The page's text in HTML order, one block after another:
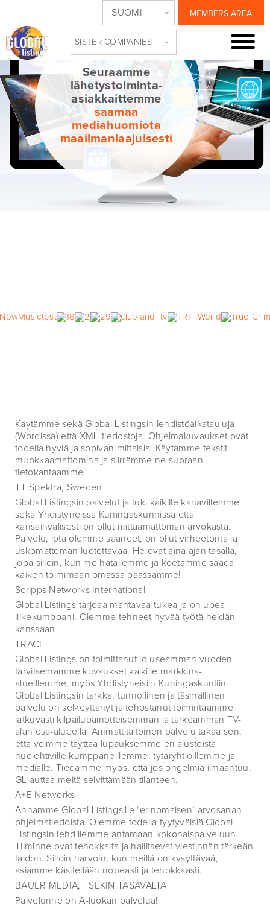
MEMBERS AREA
SUOMI
SISTER COMPANIES
Seuraamme
lähetystoiminta-
asiakkaittemme
saamaa
mediahuomiota
maailmanlaajuisesti
Käytämme sekä Global Listingsin lehdistöaikatauluja
(Wordissä) että XML-tiedostoja. Ohjelmakuvaukset ovat
todella hyviä ja sopivan mittaisia. Käytämme tekstit
muokkaamattomina ja siirrämme ne suoraan
tietokantaamme
TT Spektra, Sweden
Global Listingsin palvelut ja tuki kaikille kanavillemme
sekä Yhdistyneissä Kuningaskunnissa että
kansainvälisesti on ollut mittaamattoman arvokasta.
Palvelu, jota olemme saaneet, on ollut virheetöntä ja
uskomattoman luotettavaa. He ovat aina ajan tasalla,
jopa silloin, kun me hätäilemme ja koetamme saada
kaiken toimimaan omassa päässämme!
Scripps Networks International
Global Listings tarjoaa mahtavaa tukea ja on upea
liikekumppani. Olemme tehneet hyvää työtä heidän
kanssaan
TRACE
Global Listings on toimittanut jo useamman vuoden
tarvitsemamme kuvaukset kaikille markkina-
alueillemme, myös Yhdistyneisiin Kuningaskuntiin.
Global Listingsin tarkka, tunnollinen ja täsmällinen
palvelu on selkeyttänyt ja tehostanut toimintaamme
jatkuvasti kilpailupainotteisemman ja tärkeämmän TV-
alan osa-alueella. Ammattitaitoinen palvelu takaa sen,
että voimme täyttää lupauksemme eri alustoista
huolehtiville kumppaneillemme, tytäryhtiöillemme ja
medialle. Tiedämme myös, että jos ongelmia ilmaantuu,
GL auttaa meitä selvittämään tilanteen.
A+E Networks
Annamme Global Listingsille ‘erinomaisen’ arvosanan
ohjelmatiedoista. Olemme todella tyytyväisiä Global
Listingsin lehdillemme antamaan kokonaispalveluun.
Tiiminne ovat tehokkaita ja hallitsevat viestinnän tärkeän
taidon. Silloin harvoin, kun meillä on kysyttävää,
asiamme käsitellään nopeasti ja tehokkaasti.
BAUER MEDIA, TSEKIN TASAVALTA
Palvelunne on A-luokan palvelua!